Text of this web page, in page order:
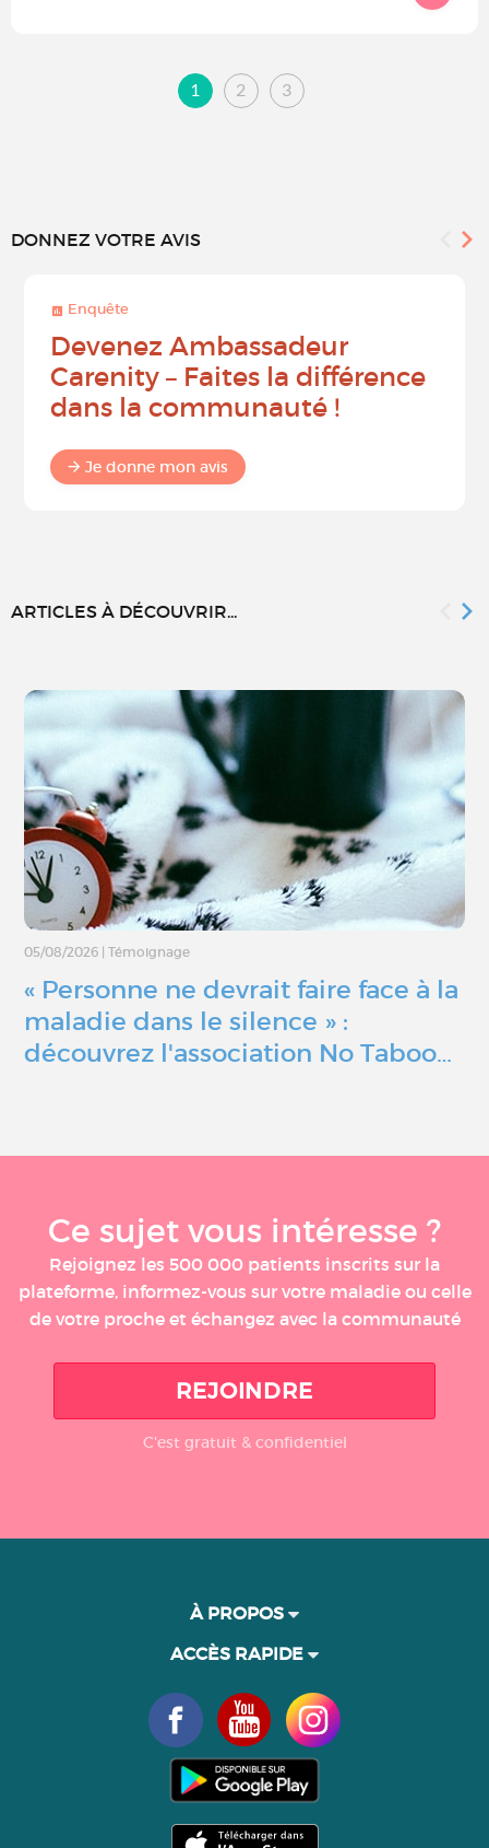
1 2 3
DONNEZ VOTRE AVIS
Enquête
Devenez Ambassadeur
Carenity – Faites la différence
dans la communauté !
Je donne mon avis
ARTICLES À DÉCOUVRIR...
05/08/2026 Témoignage
« Personne ne devrait faire face à la
maladie dans le silence » :
découvrez l'association No Taboo…
Ce sujet vous intéresse ?
Rejoignez les 500 000 patients inscrits sur la
plateforme, informez-vous sur votre maladie ou celle
de votre proche et échangez avec la communauté
REJOINDRE
C'est gratuit & confidentiel
À PROPOS
ACCÈS RAPIDE